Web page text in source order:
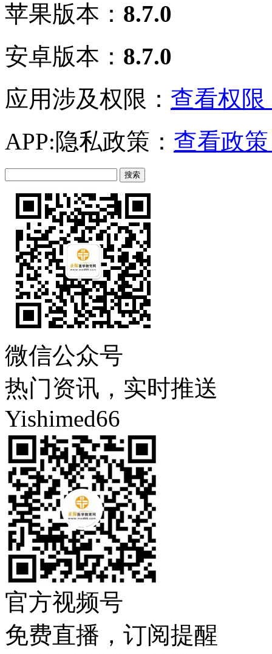
苹果版本： 8.7.0
安卓版本： 8.7.0
应用涉及权限： 查看权限
APP:隐私政策： 查看政
微信公众号
热门资讯，实时推送
Yishimed66
官方视频号
免费直播，订阅提醒